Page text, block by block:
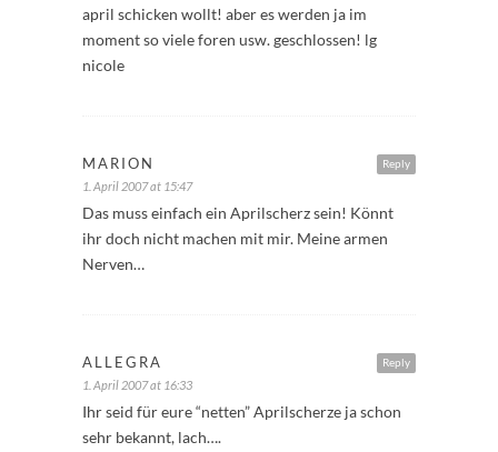
april schicken wollt! aber es werden ja im
moment so viele foren usw. geschlossen! lg
nicole
Reply
MARION
1. April 2007 at 15:47
Das muss einfach ein Aprilscherz sein! Könnt
ihr doch nicht machen mit mir. Meine armen
Nerven…
Reply
ALLEGRA
1. April 2007 at 16:33
Ihr seid für eure “netten” Aprilscherze ja schon
sehr bekannt, lach….